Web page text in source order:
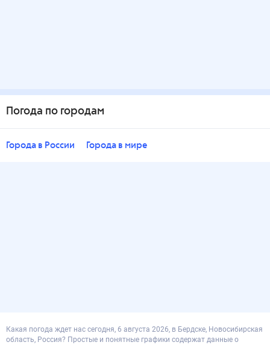
Погода по городам
Города в России Города в мире
Какая погода ждет нас сегодня, 6 августа 2026, в Бердске, Новосибирская
область, Россия? Простые и понятные графики содержат данные о